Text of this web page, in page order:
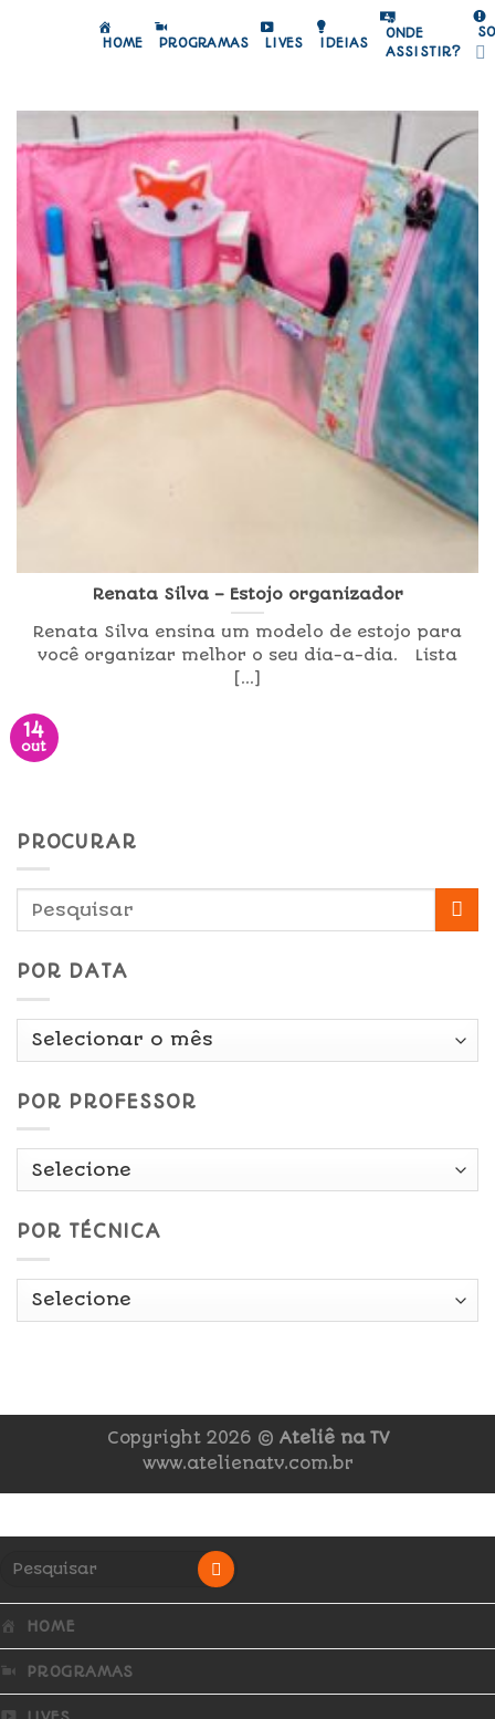
HOME PROGRAMAS LIVES IDEIAS
ONDE
ASSISTIR?
Renata Silva – Estojo organizador
Renata Silva ensina um modelo de estojo para
você organizar melhor o seu dia-a-dia. Lista
[...]
14
out
PROCURAR
POR DATA
Por
POR PROFESSOR
POR TÉCNICA
Copyright 2026 © Ateliê na TV
www.atelienatv.com.br
HOME
PROGRAMAS